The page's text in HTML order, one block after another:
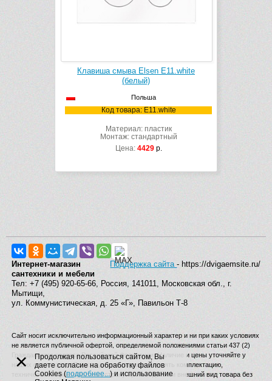
Клавиша смыва Elsen E11.white
(белый)
Польша
Код товара: E11.white
Материал: пластик
Монтаж: стандартный
Цена: 4429р.
Поддержка сайта- https://dvigaemsite.ru/
Интернет-магазин
сантехники и мебели
Тел: +7 (495) 920-65-66, Россия, 141011, Московская обл., г.
Мытищи,
ул. Коммунистическая, д. 25 «Г», Павильон Т-8
Сайт носит исключительно информационный характер и ни при каких условиях
не является публичной офертой, определяемой положениями статьи 437 (2)
Гражданского кодекса Российской Федерации. Наличие и цены уточняйте у
наших операторов. Производитель вправе изменять комплектацию,
технические характеристики, страну производства и внешний вид товара без
×
Продолжая пользоваться сайтом, Вы
даете согласие на обработку файлов
Cookies (подробнее...) и использование